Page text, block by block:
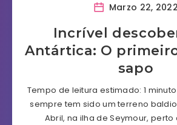
Marzo 22, 2022
Incrível
Antártica: O
sapo
Tempo de leitura estimado: 1
sempre tem sido um terreno
Abril, na ilha de Seymour,